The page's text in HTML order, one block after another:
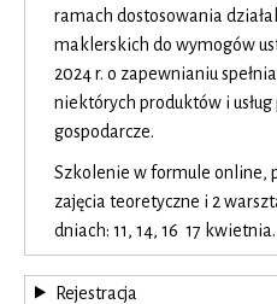
ramach dostosowania
maklerskich do wymogów
2024 r. o zapewnianiu
niektórych produktów i
gospodarcze.
Szkolenie w formule online,
zajęcia teoretyczne i 2
dniach: 11, 14, 16 17 kwietnia.
Rejestracja